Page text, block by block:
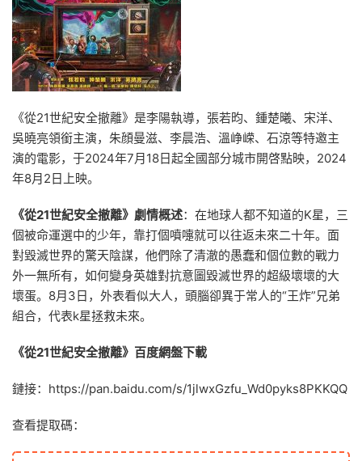
《從21世紀安全撤離》是李陽執導， 張若昀、 鍾楚曦、 宋洋、
吳曉亮領銜主演， 朱顔曼滋、 李晨浩、 溫峥嵘、 石涼等特邀主
演的電影，于2024年7月18日起全國部分城市開啓點映，2024
年8月2日上映。
《從21世紀安全撤離》劇情概述：在地球人都不知道的K星，三
個被命運選中的少年，靠打個噴嚏就可以往返未來二十年。面
對毀滅世界的驚天陰謀，他們除了清澈的愚蠢和個位數的戰力
外一無所有，如何變身英雄對抗意圖毀滅世界的超級壞壞的大
壞蛋。8月3日，外表看似大人，頭腦卻異于常人的“王炸”兄弟
組合，代表k星拯救未來。
《從21世紀安全撤離》百度網盤下載
鏈接：https://pan.baidu.com/s/1jlwxGzfu_Wd0pyks8PKKQQ
查看提取碼：